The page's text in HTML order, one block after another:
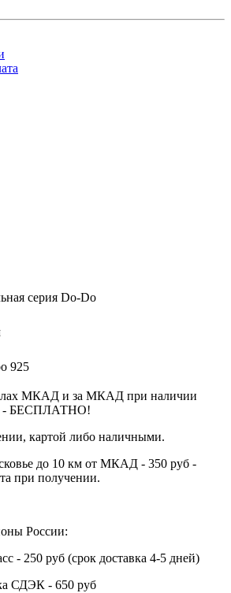
серия Do-Do
925
МКАД и за МКАД при наличии
- БЕСПЛАТНО!
картой либо наличными.
до 10 км от МКАД - 350 руб -
при получении.
России:
- 250 руб (срок доставка 4-5 дней)
СДЭК - 650 руб